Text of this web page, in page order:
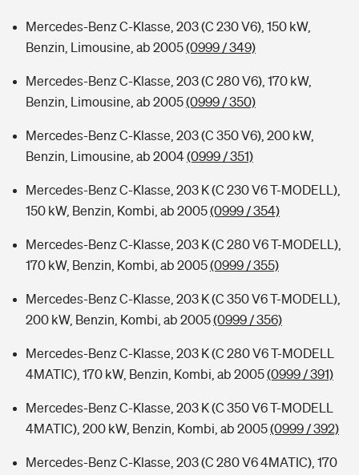
Mercedes-Benz C-Klasse, 203 (C 230 V6), 150 kW,
Benzin, Limousine, ab 2005(0999 / 349)
Mercedes-Benz C-Klasse, 203 (C 280 V6), 170 kW,
Benzin, Limousine, ab 2005(0999 / 350)
Mercedes-Benz C-Klasse, 203 (C 350 V6), 200 kW,
Benzin, Limousine, ab 2004(0999 / 351)
Mercedes-Benz C-Klasse, 203 K (C 230 V6 T-MODELL),
150 kW, Benzin, Kombi, ab 2005(0999 / 354)
Mercedes-Benz C-Klasse, 203 K (C 280 V6 T-MODELL),
170 kW, Benzin, Kombi, ab 2005(0999 / 355)
Mercedes-Benz C-Klasse, 203 K (C 350 V6 T-MODELL),
200 kW, Benzin, Kombi, ab 2005(0999 / 356)
Mercedes-Benz C-Klasse, 203 K (C 280 V6 T-MODELL
4MATIC), 170 kW, Benzin, Kombi, ab 2005(0999 / 391)
Mercedes-Benz C-Klasse, 203 K (C 350 V6 T-MODELL
4MATIC), 200 kW, Benzin, Kombi, ab 2005(0999 / 392)
Mercedes-Benz C-Klasse, 203 (C 280 V6 4MATIC), 170